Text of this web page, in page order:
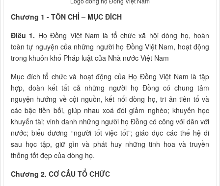
Chương 1 - TÔN CHỈ – MỤC ĐÍCH
Điều 1. Họ Đồng Việt Nam là tổ chức xã hội dòng họ, hoàn
toàn tự nguyện của những người họ Đồng Việt Nam, hoạt động
trong khuôn khổ Pháp luật của Nhà nước Việt Nam
Mục đích tổ chức và hoạt động của Họ Đồng Việt Nam là tập
hợp, đoàn kết tất cả những người họ Đồng có chung tâm
nguyện hướng về cội nguồn, kết nối dòng họ, tri ân tiên tổ và
các bậc tiền bối, giúp nhau xoá đói giảm nghèo; khuyến học
khuyến tài; vinh danh những người họ Đồng có công với dân với
nước; biểu dương “người tốt việc tốt”; giáo dục các thế hệ đi
sau học tập, giữ gìn và phát huy những tinh hoa và truyền
thống tốt đẹp của dòng họ.
Chương 2. CƠ CẤU TỔ CHỨC